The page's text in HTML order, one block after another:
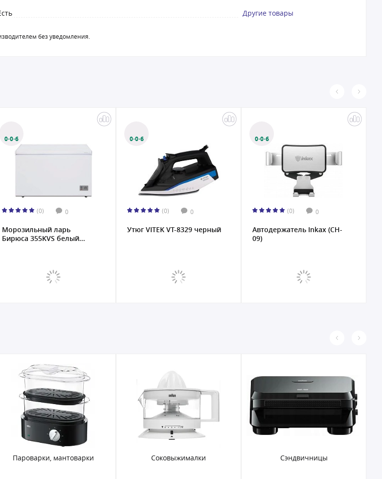
Другие товары
без уведомления.
0·0·6
(0) 0
Морозильный ларь
Бирюса 355KVS белый...
0·0·6
(0) 0
Утюг VITEK VT-8329 черный
0·0·6
(0) 0
Автодержатель Inkax (CH-
09)
Пароварки, мантоварки Соковыжималки Сэндвичницы